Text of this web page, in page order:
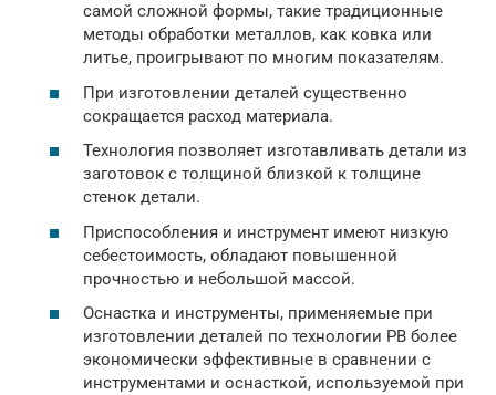
самой сложной формы, такие традиционные
методы обработки металлов, как ковка или
литье, проигрывают по многим показателям.
При изготовлении деталей существенно
сокращается расход материала.
Технология позволяет изготавливать детали из
заготовок с толщиной близкой к толщине
стенок детали.
Приспособления и инструмент имеют низкую
себестоимость, обладают повышенной
прочностью и небольшой массой.
Оснастка и инструменты, применяемые при
изготовлении деталей по технологии РВ более
экономически эффективные в сравнении с
инструментами и оснасткой, используемой при